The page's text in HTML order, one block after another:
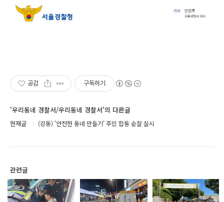
공감 구독하기
'우리동네 경찰서/우리동네 경찰서'의 다른글
현재글 (강동) '안전한 동네 만들기' 주민 합동 순찰 실시
관련글